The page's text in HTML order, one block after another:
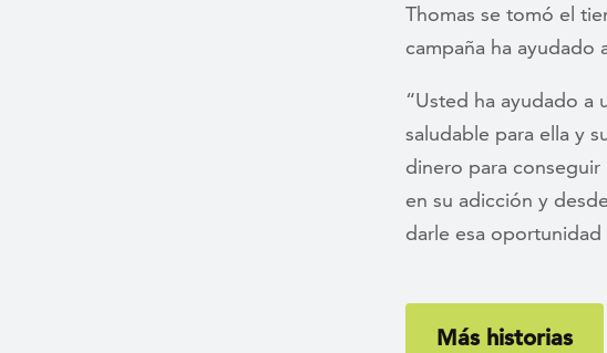
Thomas se tomó el
campaña ha ayudado
“Usted ha ayudado a
saludable para ella y
dinero para
en su adicción y
darle esa
Más historias